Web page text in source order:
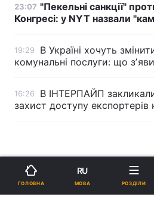
23:07 "Пекельні санкції"
Конгресі: у NYT назвали
19:29
В Україні хочуть
комунальні послуги: що
16:26
В ІНТЕРПАЙП
захист доступу експортерів
ГОЛОВНА
RU
МОВА РОЗДІЛИ